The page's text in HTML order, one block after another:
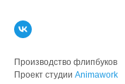
Производство флипбуков
Проект студии Animawork